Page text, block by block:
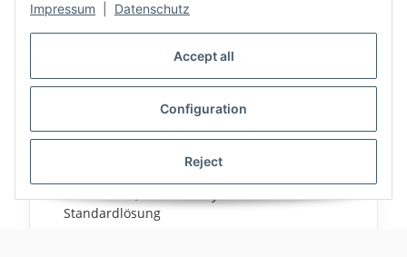
Accept all
Configuration
Reject
Impressum Datenschutz
📐 Planung und Umsetzung aus einer
Hand
Von der Idee bis zur Inbetriebnahme und darüber
hinaus begleiten wir Projekte technisch fundiert
und praxisnah.
Konzeption und Auslegung nach Anforderungen
Standardlösung